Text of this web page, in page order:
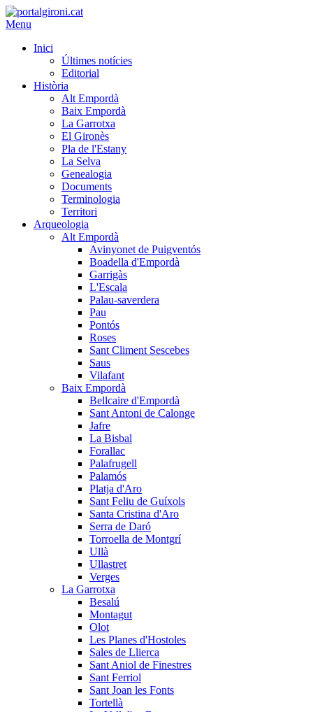
Menu
Inici
Últimes notícies
Editorial
Història
Alt Empordà
Baix Empordà
La Garrotxa
El Gironès
Pla de l'Estany
La Selva
Genealogia
Documents
Terminologia
Territori
Arqueologia
Alt Empordà
Avinyonet de Puigventós
Boadella d'Empordà
Garrigàs
L'Escala
Palau-saverdera
Pau
Pontós
Roses
Sant Climent Sescebes
Saus
Vilafant
Baix Empordà
Bellcaire d'Empordà
Sant Antoni de Calonge
Jafre
La Bisbal
Forallac
Palafrugell
Palamós
Platja d'Aro
Sant Feliu de Guíxols
Santa Cristina d'Aro
Serra de Daró
Torroella de Montgrí
Ullà
Ullastret
Verges
La Garrotxa
Besalú
Montagut
Olot
Les Planes d'Hostoles
Sales de Llierca
Sant Aniol de Finestres
Sant Ferriol
Sant Joan les Fonts
Tortellà